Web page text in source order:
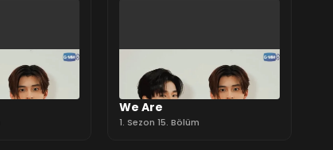
We Are
1. Sezon 15. Bölüm